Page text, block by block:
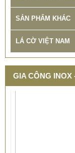
SẢN PHẨM KHÁC
LÁ CỜ VIỆT NAM
GIA CÔNG INOX